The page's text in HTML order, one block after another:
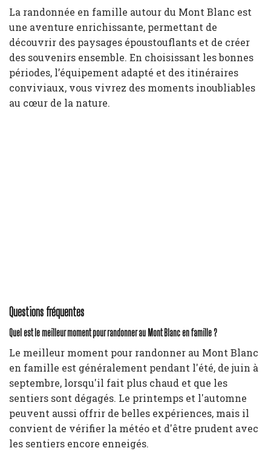
La randonnée en famille autour du Mont Blanc est
une aventure enrichissante, permettant de
découvrir des paysages époustouflants et de créer
des souvenirs ensemble. En choisissant les bonnes
périodes, l’équipement adapté et des itinéraires
conviviaux, vous vivrez des moments inoubliables
au cœur de la nature.
Questions fréquentes
Quel est le meilleur moment pour randonner au Mont Blanc en famille ?
Le meilleur moment pour randonner au Mont Blanc
en famille est généralement pendant l'été, de juin à
septembre, lorsqu'il fait plus chaud et que les
sentiers sont dégagés. Le printemps et l'automne
peuvent aussi offrir de belles expériences, mais il
convient de vérifier la météo et d'être prudent avec
les sentiers encore enneigés.